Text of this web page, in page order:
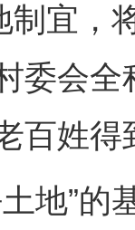
制宜，
委会
百姓得
”的